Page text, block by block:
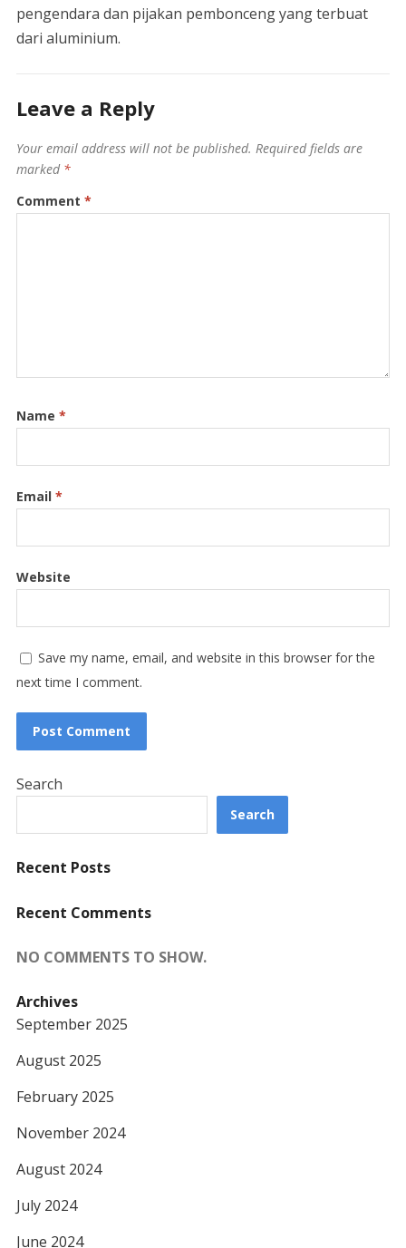
pengendara dan pijakan pembonceng yang terbuat
dari aluminium.
Leave a Reply
Your email address will not be published. Required fields are
marked *
Comment *
Name *
Email *
Website
Save my name, email, and website in this browser for the
next time I comment.
Search
Search
Recent Posts
Recent Comments
NO COMMENTS TO SHOW.
Archives
September 2025
August 2025
February 2025
November 2024
August 2024
July 2024
June 2024